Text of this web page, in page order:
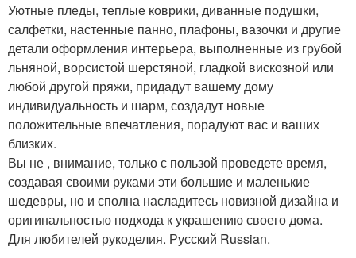
Уютные пледы, теплые коврики, диванные подушки,
салфетки, настенные панно, плафоны, вазочки и другие
детали оформления интерьера, выполненные из грубой
льняной, ворсистой шерстяной, гладкой вискозной или
любой другой пряжи, придадут вашему дому
индивидуальность и шарм, создадут новые
положительные впечатления, порадуют вас и ваших
близких.
Вы не , внимание, только с пользой проведете время,
создавая своими руками эти большие и маленькие
шедевры, но и сполна насладитесь новизной дизайна и
оригинальностью подхода к украшению своего дома.
Для любителей рукоделия. Русский Russian.